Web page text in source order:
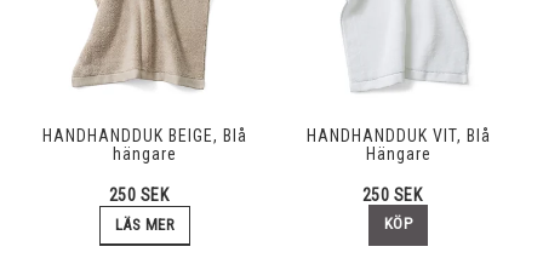
HANDHANDDUK BEIGE, Blå
hängare
250 SEK
LÄS MER
HANDHANDDUK VIT, Blå
Hängare
250 SEK
KÖP